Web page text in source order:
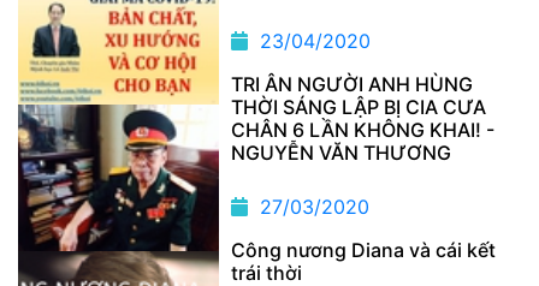
23/04/2020
TRI ÂN NGƯỜI ANH HÙNG
THỜI SÁNG LẬP BỊ CIA CƯA
CHÂN 6 LẦN KHÔNG KHAI! -
NGUYỄN VĂN THƯƠNG
27/03/2020
Công nương Diana và cái kết
trái thời